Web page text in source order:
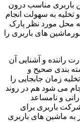
باربری مناسب درون
تخلیه به سهولت انجام
محل مورد نظر پارک
های باربری را
راننده و آشنایی آن
بندی صحیح و
زمان جابجایی را
می شود هم در روند
و نامساعد
باربری برای
به ماشین های باربری